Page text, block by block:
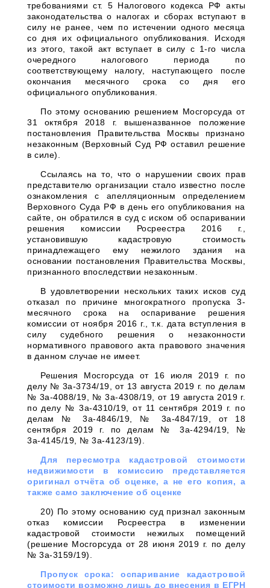
требованиями ст. 5 Налогового кодекса РФ акты
законодательства о налогах и сборах вступают в
силу не ранее, чем по истечении одного месяца
со дня их официального опубликования. Исходя
из этого, такой акт вступает в силу с 1-го числа
очередного налогового периода по
соответствующему налогу, наступающего после
окончания месячного срока со дня его
официального опубликования.
По этому основанию решением Мосгорсуда от
31 октября 2018 г. вышеназванное положение
постановления Правительства Москвы признано
незаконным (Верховный Суд РФ оставил решение
в силе).
Ссылаясь на то, что о нарушении своих прав
представителю организации стало известно после
ознакомления с апелляционным определением
Верховного Суда РФ в день его опубликования на
сайте, он обратился в суд с иском об оспаривании
решения комиссии Росреестра 2016 г.,
установившую кадастровую стоимость
принадлежащего ему нежилого здания на
основании постановления Правительства Москвы,
признанного впоследствии незаконным.
В удовлетворении нескольких таких исков суд
отказал по причине многократного пропуска 3-
месячного срока на оспаривание решения
комиссии от ноября 2016 г., т.к. дата вступления в
силу судебного решения о незаконности
нормативного правового акта правового значения
в данном случае не имеет.
Решения Мосгорсуда от 16 июля 2019 г. по
делу № 3а-3734/19, от 13 августа 2019 г. по делам
№ 3а-4088/19, № 3а-4308/19, от 19 августа 2019 г.
по делу № 3а-4310/19, от 11 сентября 2019 г. по
делам № 3а-4846/19, № 3а-4847/19, от 18
сентября 2019 г. по делам № 3а-4294/19, №
3а-4145/19, № 3а-4123/19).
Для пересмотра кадастровой стоимости
недвижимости в комиссию представляется
оригинал отчёта об оценке, а не его копия, а
также само заключение об оценке
20) По этому основанию суд признал законным
отказ комиссии Росреестра в изменении
кадастровой стоимости нежилых помещений
(решение Мосгорсуда от 28 июня 2019 г. по делу
№ 3а-3159/19).
Пропуск срока: оспаривание кадастровой
стоимости возможно лишь до внесения в ЕГРН